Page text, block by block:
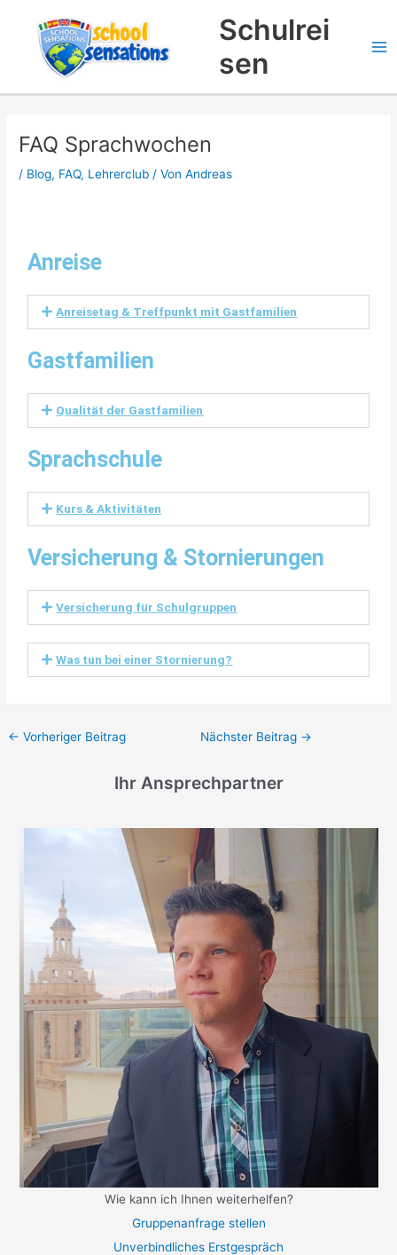
springen
Schulrei
sen
FAQ Sprachwochen
/ Blog, FAQ, Lehrerclub / VonAndreas
Anreise
Anreisetag & Treffpunkt mit Gastfamilien
Gastfamilien
Qualität der Gastfamilien
Sprachschule
Kurs & Aktivitäten
Versicherung & Stornierungen
Versicherung für Schulgruppen
Was tun bei einer Stornierung?
← Vorheriger Beitrag Nächster Beitrag →
Ihr Ansprechpartner
Wie kann ich Ihnen weiterhelfen?
Gruppenanfrage stellen
Unverbindliches Erstgespräch